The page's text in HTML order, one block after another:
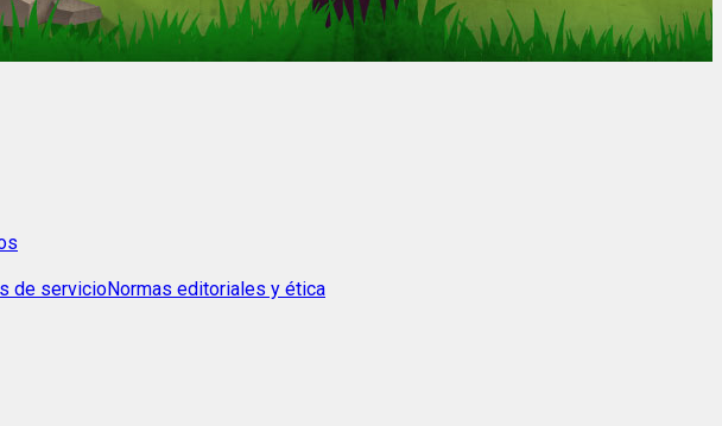
de servicioNormas editoriales y ética